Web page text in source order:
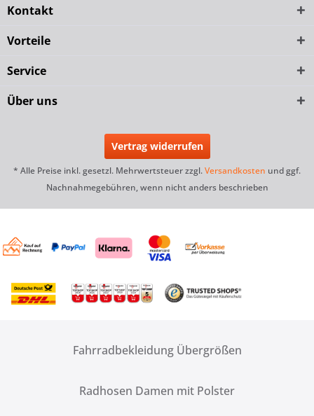
Kontakt
Vorteile
Service
Über uns
Vertrag widerrufen
* Alle Preise inkl. gesetzl. Mehrwertsteuer zzgl.Versandkosten und ggf.
Nachnahmegebühren, wenn nicht anders beschrieben
Fahrradbekleidung Übergrößen
Radhosen Damen mit Polster